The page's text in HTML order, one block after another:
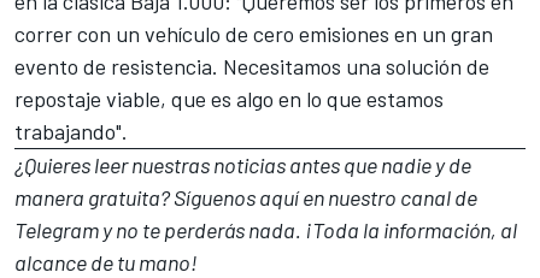
correr con un vehículo de cero emisiones en un gran
evento de resistencia. Necesitamos una solución de
repostaje viable, que es algo en lo que estamos
trabajando".
¿Quieres leer nuestras noticias antes que nadie y de
manera gratuita? Síguenosaquí en nuestro canal de
Telegramy no te perderás nada. ¡Toda la información, al
alcance de tu mano!